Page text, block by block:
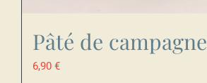
Pâté de campagne
6,90 €